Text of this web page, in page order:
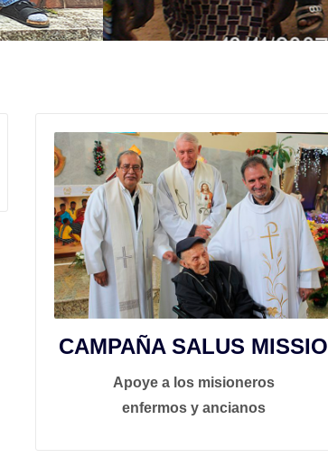
CAMPAÑA SALUS MISSIO
Apoye a los misioneros
enfermos y ancianos